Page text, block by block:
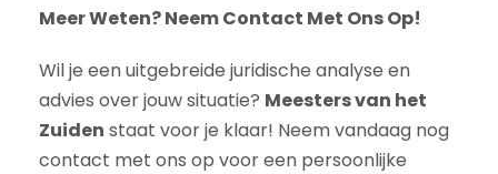
Meer Weten? Neem Contact Met Ons Op!
Wil je een uitgebreide juridische analyse en
advies over jouw situatie? Meesters van het
Zuiden staat voor je klaar! Neem vandaag nog
contact met ons op voor een persoonlijke